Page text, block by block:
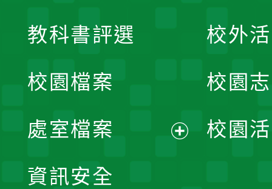
單
教科書評選
校園檔案
處室檔案
資訊安全
校外
校園
校園